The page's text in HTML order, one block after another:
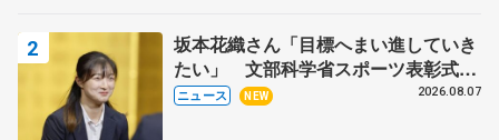
坂本花織さん「目標へまい進していき
たい」 文部科学省スポーツ表彰式で
代表謝辞
ニュース NEW 2026.08.07